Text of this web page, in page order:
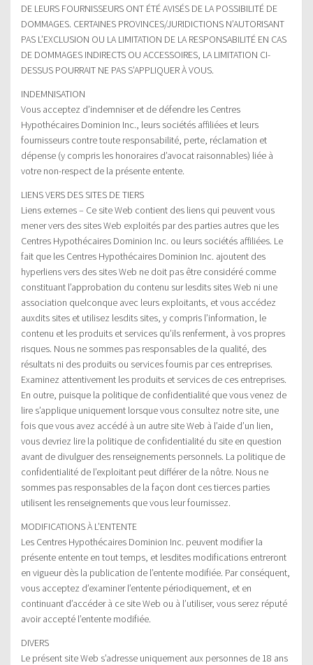
DE LEURS FOURNISSEURS ONT ÉTÉ AVISÉS DE LA POSSIBILITÉ DE
DOMMAGES. CERTAINES PROVINCES/JURIDICTIONS N’AUTORISANT
PAS L’EXCLUSION OU LA LIMITATION DE LA RESPONSABILITÉ EN CAS
DE DOMMAGES INDIRECTS OU ACCESSOIRES, LA LIMITATION CI-
DESSUS POURRAIT NE PAS S’APPLIQUER À VOUS.
INDEMNISATION
Vous acceptez d’indemniser et de défendre les Centres
Hypothécaires Dominion Inc., leurs sociétés affiliées et leurs
fournisseurs contre toute responsabilité, perte, réclamation et
dépense (y compris les honoraires d’avocat raisonnables) liée à
votre non-respect de la présente entente.
LIENS VERS DES SITES DE TIERS
Liens externes – Ce site Web contient des liens qui peuvent vous
mener vers des sites Web exploités par des parties autres que les
Centres Hypothécaires Dominion Inc. ou leurs sociétés affiliées. Le
fait que les Centres Hypothécaires Dominion Inc. ajoutent des
hyperliens vers des sites Web ne doit pas être considéré comme
constituant l’approbation du contenu sur lesdits sites Web ni une
association quelconque avec leurs exploitants, et vous accédez
auxdits sites et utilisez lesdits sites, y compris l’information, le
contenu et les produits et services qu’ils renferment, à vos propres
risques. Nous ne sommes pas responsables de la qualité, des
résultats ni des produits ou services fournis par ces entreprises.
Examinez attentivement les produits et services de ces entreprises.
En outre, puisque la politique de confidentialité que vous venez de
lire s’applique uniquement lorsque vous consultez notre site, une
fois que vous avez accédé à un autre site Web à l’aide d’un lien,
vous devriez lire la politique de confidentialité du site en question
avant de divulguer des renseignements personnels. La politique de
confidentialité de l’exploitant peut différer de la nôtre. Nous ne
sommes pas responsables de la façon dont ces tierces parties
utilisent les renseignements que vous leur fournissez.
MODIFICATIONS À L’ENTENTE
Les Centres Hypothécaires Dominion Inc. peuvent modifier la
présente entente en tout temps, et lesdites modifications entreront
en vigueur dès la publication de l’entente modifiée. Par conséquent,
vous acceptez d’examiner l’entente périodiquement, et en
continuant d’accéder à ce site Web ou à l’utiliser, vous serez réputé
avoir accepté l’entente modifiée.
DIVERS
Le présent site Web s’adresse uniquement aux personnes de 18 ans